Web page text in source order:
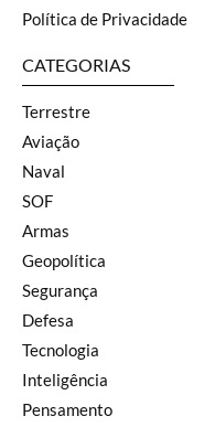
Política de Privacidade
CATEGORIAS
Terrestre
Aviação
Naval
SOF
Armas
Geopolítica
Segurança
Defesa
Tecnologia
Inteligência
Pensamento